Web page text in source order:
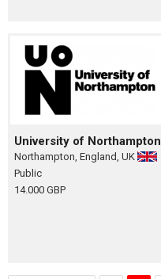
University of Northampton
Northampton, England, UK
Public
14.000 GBP